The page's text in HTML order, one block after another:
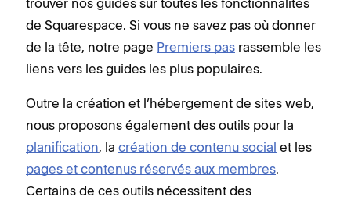
trouver nos guides sur toutes les fonctionnalités
de Squarespace. Si vous ne savez pas où donner
de la tête, notre page Premiers pas rassemble les
liens vers les guides les plus populaires.
Outre la création et l’hébergement de sites web,
nous proposons également des outils pour la
planification, la création de contenu social et les
pages et contenus réservés aux membres.
Certains de ces outils nécessitent des